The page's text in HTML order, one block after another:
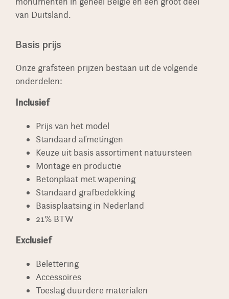
van Duitsland.
Basis prijs
Onze grafsteen prijzen bestaan uit de volgende
onderdelen:
Inclusief
Prijs van het model
Standaard afmetingen
Keuze uit basis assortiment natuursteen
Montage en productie
Betonplaat met wapening
Standaard grafbedekking
Basisplaatsing in Nederland
21% BTW
Exclusief
Belettering
Accessoires
Toeslag duurdere materialen